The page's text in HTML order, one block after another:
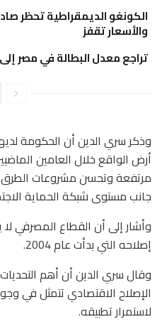
الكونغو الديمقراطية تحظر
والأسعار تقفز
تراجع معدل البطالة في مصر إلى 5.8% خلال الربع الثاني 2026
وذكر سري الدين أن الحكومة
أرض الواقع خلال العامين
مرتفعة وتحسن مشروعات
جانب مستوى شبكة الحماية
وأشار إلى أن القطاع المصرفي
إصلاحه التي بدأت عام 2004.
وقال سري الدين أن أهم
الإصلاح الاقتصادي تتمثل في
لاستمرار تطبيقه.